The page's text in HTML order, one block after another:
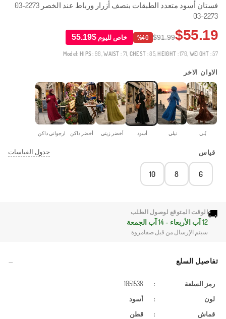
فستان أسود متعدد الطبقات بنصف أزرار ورباط عند الخصر 2273-03
2273-03
$55.19
$91.99
%40 خاص لليوم $55.19
Model: HIPS: 98,WAIST : 71, CHEST : 85, HEIGHT : 170, WEIGHT : 57
الاوان الاخر
بُني نيلي أسود أخضر زيتي أخضر داكن ارجواني داكن
قياس جدول القياسات
6
8
10
🚚الوقت المتوقع لوصول الطلب
12 آب الأربعاء - 14 آب الجمعة
سيتم الإرسال من قبل صفامروة
تفاصيل السلع
رمز السلعة :
1051538
لون
:
أسود
قماش
:
قطن